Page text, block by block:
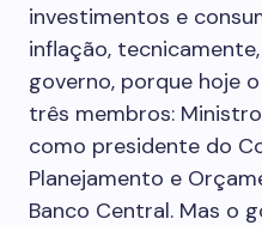
investimentos e
inflação,
governo, porque hoje
três membros:
como presidente do
Planejamento e
Banco Central. Mas o